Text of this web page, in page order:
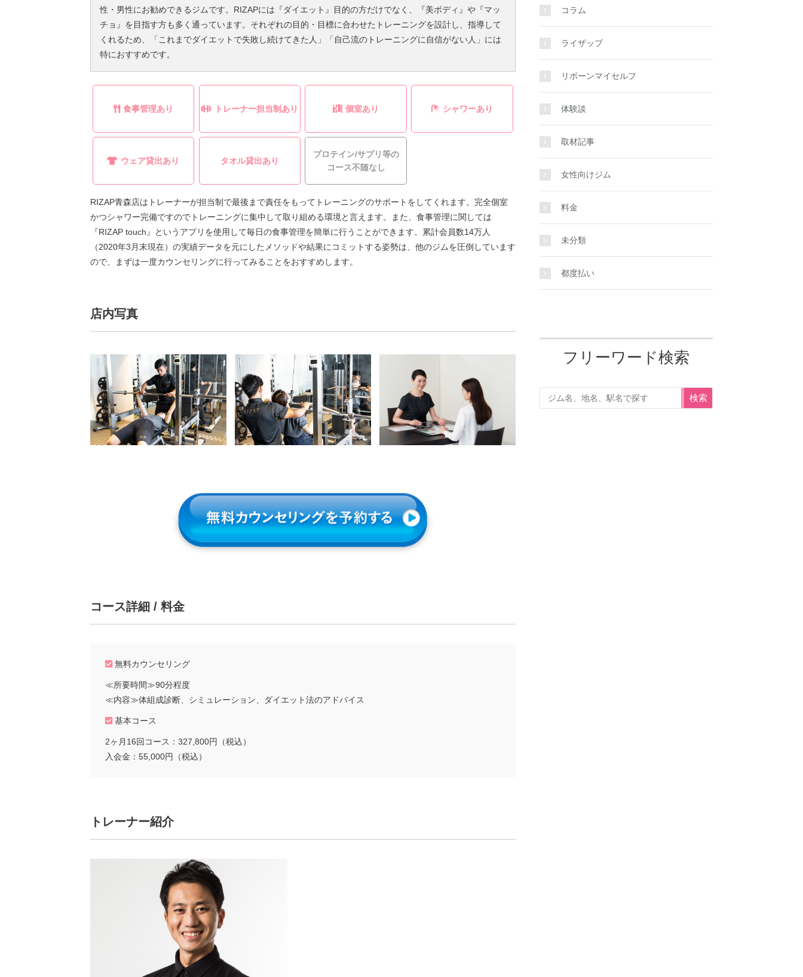
性・男性にお勧めできるジムです。RIZAPには『ダイエット』目的の方だけでなく、『美ボディ』や『マッ
チョ』を目指す方も多く通っています。それぞれの目的・目標に合わせたトレーニングを設計し、指導して
くれるため、「これまでダイエットで失敗し続けてきた人」「自己流のトレーニングに自信がない人」には
特におすすめです。
食事管理あり トレーナー担当制あり 個室あり シャワーあり
ウェア貸出あり タオル貸出あり
プロテイン/サプリ等の
コース不随なし
RIZAP青森店はトレーナーが担当制で最後まで責任をもってトレーニングのサポートをしてくれます。完全個室
かつシャワー完備ですのでトレーニングに集中して取り組める環境と言えます。また、食事管理に関しては
『RIZAP touch』というアプリを使用して毎日の食事管理を簡単に行うことができます。累計会員数14万人
（2020年3月末現在）の実績データを元にしたメソッドや結果にコミットする姿勢は、他のジムを圧倒しています
ので、まずは一度カウンセリングに行ってみることをおすすめします。
店内写真
コース詳細 / 料金
無料カウンセリング
≪所要時間≫90分程度
≪内容≫体組成診断、シミュレーション、ダイエット法のアドバイス
基本コース
2ヶ月16回コース：327,800円（税込）
入会金：55,000円（税込）
トレーナー紹介
コラム
ライザップ
リボーンマイセルフ
体験談
取材記事
女性向けジム
料金
未分類
都度払い
フリーワード検索
検索